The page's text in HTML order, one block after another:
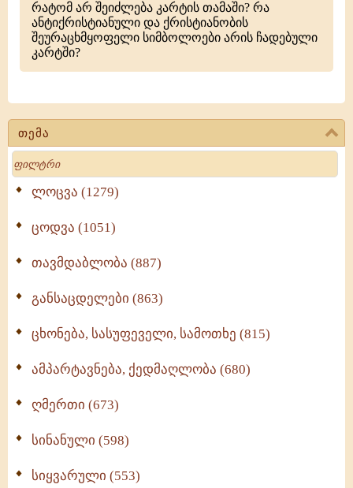
თემა
Search
ლოცვა (1279)
ცოდვა (1051)
თავმდაბლობა (887)
განსაცდელები (863)
ცხონება, სასუფეველი, სამოთხე (815)
ამპარტავნება, ქედმაღლობა (680)
ღმერთი (673)
სინანული (598)
სიყვარული (553)
რატომ არ შეიძლება კარტის თამაში? რა
ანტიქრისტიანული და ქრისტიანობის
შეურაცხმყოფელი სიმბოლოები არის ჩადებული
კარტში?